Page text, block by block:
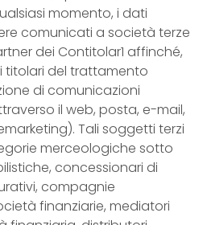
momento, i dati
comunicati a società terze
dei Contitolar1 affinché,
del trattamento
di comunicazioni
il web, posta, e-mail,
Tali soggetti terzi
merceologiche sotto
concessionari di
compagnie
finanziarie, mediatori